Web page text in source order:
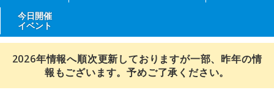
今日開催
イベント
2026年情報へ順次更新しておりますが一部、昨年の情
報もございます。予めご了承ください。